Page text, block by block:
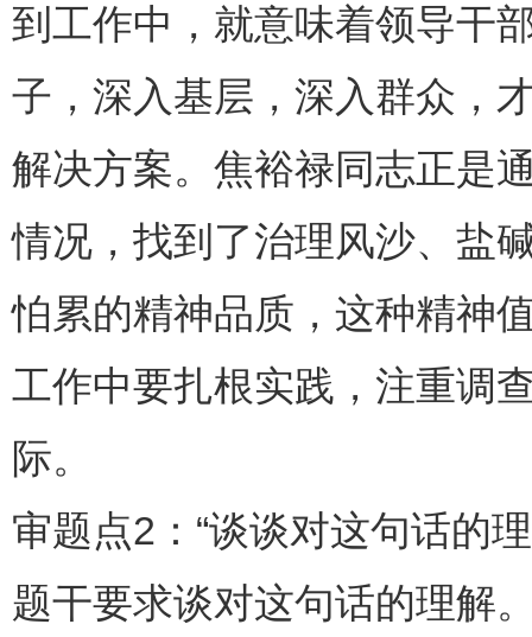
到工作中，就意味着领导干
子，深入基层，深入群众，
解决方案。焦裕禄同志正是
情况，找到了治理风沙、盐
怕累的精神品质，这种精神
工作中要扎根实践，注重调
际。
审题点2：“谈谈对这句话的
题干要求谈对这句话的理解